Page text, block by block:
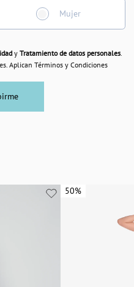
Mujer
yTratamiento de datos personales.
Aplican Términos y Condiciones
50%
50%